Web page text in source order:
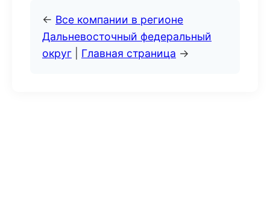
← Все компании в регионе
Дальневосточный федеральный
округ
Главная страница →